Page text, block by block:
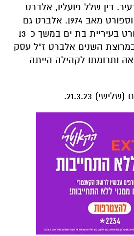
בין שלל פועליו, אלברט
הקים מרכז תרבות וספורט מאב 1974. אלברט גם
עבד במחלקה לספורט בעיריית בת ים במשך כ-13
השנים אלברט ז"ל עסק
ותרומתו לקהילה הייתה
21.3.23.